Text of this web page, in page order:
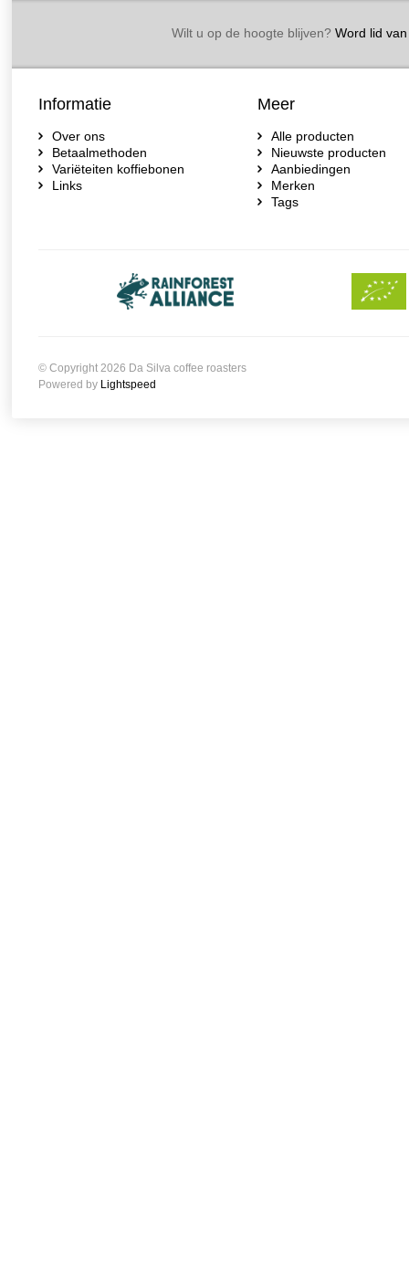
Wilt u op de hoogte blijven?Word lid van
Informatie
Over ons
Betaalmethoden
Variëteiten koffiebonen
Links
Meer
Alle producten
Nieuwste producten
Aanbiedingen
Merken
Tags
© Copyright 2026 Da Silva coffee roasters
Powered by Lightspeed